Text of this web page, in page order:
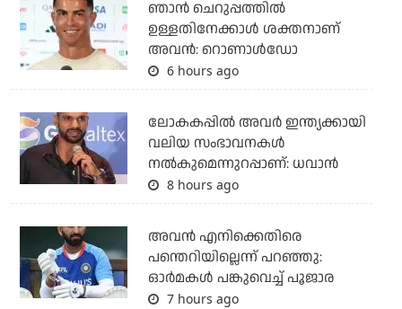
ഞാന്‍ ചെറുപ്പത്തില്‍
ഉള്ളതിനേക്കാള്‍ ശക്തനാണ്
അവന്‍: റൊണാള്‍ഡോ
6 hours ago
ലോകകപ്പിൽ അവര്‍ ഇന്ത്യക്കായി
വലിയ സംഭാവനകള്‍
നല്‍കുമെന്നുറപ്പാണ്: ധവാന്‍
8 hours ago
അവന്‍ എനിക്കെതിരെ
പന്തെറിയില്ലെന്ന് പറഞ്ഞു:
ഓര്‍മകള്‍ പങ്കുവെച്ച് പൂജാര
7 hours ago